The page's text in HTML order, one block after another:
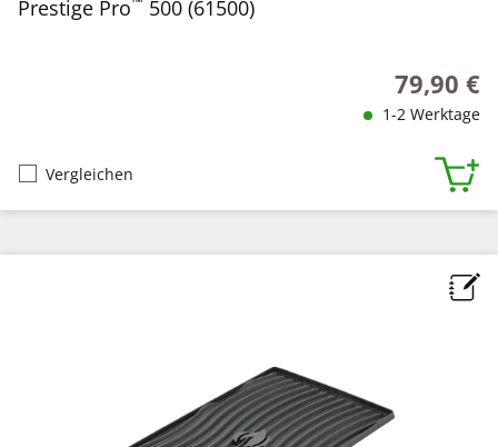
Prestige Pro 500 (61500)
Regulärer
79,90 €
1-2 Werktage
Vergleichen